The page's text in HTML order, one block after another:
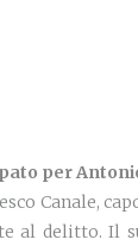
per
Canale,
al delitto. Il